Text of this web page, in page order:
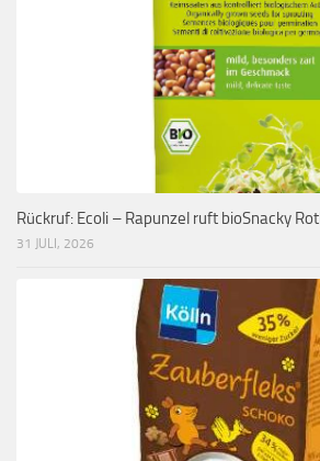
Rückruf: Ecoli – Rapunzel ruft bioSnacky
31 JULI, 2026